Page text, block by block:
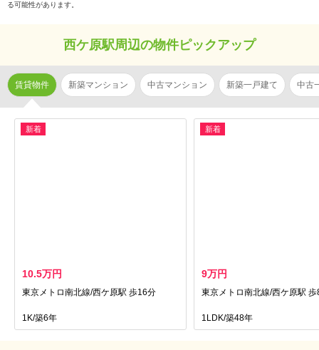
る可能性があります。
西ケ原駅周辺の物件ピックアップ
賃貸物件 新築マンション 中古マンション 新築一戸建て 中古
新着
10.5万円
東京メトロ南北線/西ケ原駅 歩16分
1K/築6年
新着
9万円
東京メトロ南北線/西ケ原駅 歩
1LDK/築48年